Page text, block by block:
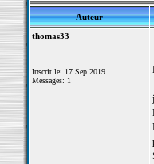
Auteur
thomas33
Inscrit le: 17 Sep 2019
Messages: 1